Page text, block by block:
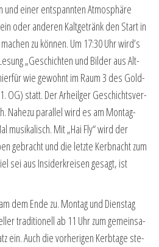
und einer ent­spann­ten Atmo­sphä­re
oder ande­ren Kalt­ge­tränk den Start in
zu kön­nen. Um 17:30 Uhr wird’s
„Geschich­ten und Bil­der aus Alt-
wie gewohnt im Raum 3 des Gold­
OG) statt. Der Arheil­ger Geschichts­ver­
Nahe­zu par­al­lel wird es am Mon­tag­
musi­ka­lisch. Mit „Hai Fly“ wird der
gebracht und die letz­te Kerb­nacht zum
sei aus Insi­der­krei­sen gesagt, ist
dem Ende zu. Mon­tag und Diens­tag
tra­di­tio­nell ab 11 Uhr zum gemein­sa­
ein. Auch die vor­he­ri­gen Kerb­ta­ge ste­